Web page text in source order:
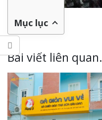
Mục lục
Bài viết liên quan.